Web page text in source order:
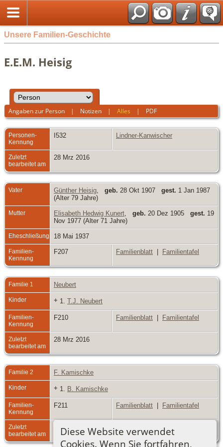
Unsere Familien-Geschichte
Diese Website verwendet
Cookies. Wenn Sie fortfahren,
E.E.M. Heisig
Angaben zur Person | Notizen |Alles | PDF
Personen-
Kennung
I532 Lindner-Kanwischer
Zuletzt
bearbeitet am
28 Mrz 2016
Vater Günther Heisig geb. 28 Okt 1907 gest. 1 Jan 1987
(Alter 79 Jahre)
Mutter Elisabeth Hedwig Kunert geb. 20 Dez 1905 gest. 19
Nov 1977 (Alter 71 Jahre)
Eheschließung 18 Mai 1937
Familien-
Kennung
F207 Familienblatt | Familientafel
Familie 1 Neubert
Kinder + 1. T.J. Neubert
Familien-
Kennung
F210 Familienblatt | Familientafel
Zuletzt
bearbeitet am
28 Mrz 2016
Familie 2 F. Kamischke
Kinder + 1. B. Kamischke
Familien-
Kennung
F211 Familienblatt | Familientafel
Zuletzt
bearbeitet am
28 Mrz 2016